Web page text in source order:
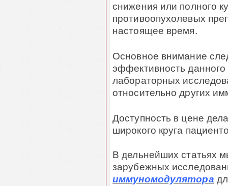
снижения или полного
противоопухолевых
настоящее время.
Основное внимание
эффективность
лабораторных
относительно других
Доступность в цене
широкого круга
В дельнейших статьях
зарубежных
иммуномодулятора